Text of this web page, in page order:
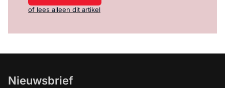
of lees alleen dit artikel
Nieuwsbrief